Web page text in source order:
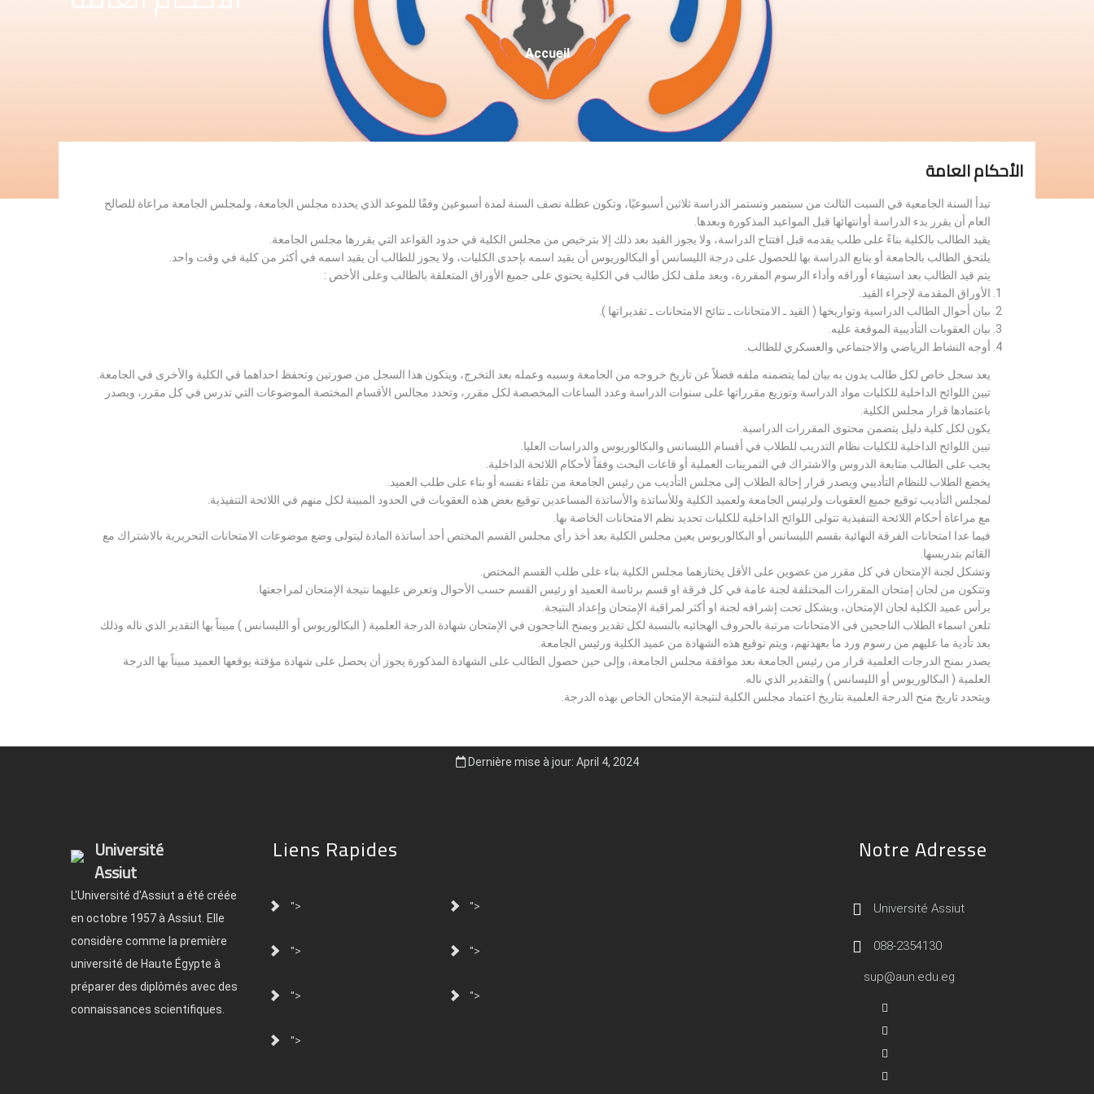
Fil
D'Ariane
Accueil
الأحكام العامة
تبدأ السنة الجامعية في السبت الثالث من سبتمبر وتستمر الدراسة ثلاثين أسبوعيًا، وتكون عطلة نصف السنة لمدة أسبوعين وفقًا للموعد الذي يحدده مجلس الجامعة، ولمجلس الجامعة مراعاة للصالح
العام أن يقرر بدء الدراسة أوانتهائها قبل المواعيد المذكورة وبعدها.
يقيد الطالب بالكلية بناءً على طلب يقدمه قبل افتتاح الدراسة، ولا يجوز القيد بعد ذلك إلا بترخيص من مجلس الكلية في حدود القواعد التي يقررها مجلس الجامعة.
يلتحق الطالب بالجامعة أو يتابع الدراسة بها للحصول على درجة الليسانس أو البكالوريوس أن يقيد اسمه بإحدى الكليات، ولا يجوز للطالب أن يقيد اسمه في أكثر من كلية في وقت واحد.
يتم قيد الطالب بعد استيفاء أوراقه وأداء الرسوم المقررة، ويعد ملف لكل طالب في الكلية يحتوي على جميع الأوراق المتعلقة بالطالب وعلى الأخص :
الأوراق المقدمة لإجراء القيد.
بيان أحوال الطالب الدراسية وتواريخها ( القيد ـ الامتحانات ـ نتائح الامتحانات ـ تقديراتها ).
بيان العقوبات التأديبية الموقعة عليه.
أوجه النشاط الرياضي والاجتماعي والعسكري للطالب.
يعد سجل خاص لكل طالب يدون به بيان لما يتضمنه ملفه فضلاً عن تاريخ خروجه من الجامعة وسببه وعمله بعد التخرج، ويتكون هذا السجل من صورتين وتحفظ احداهما في الكلية والأخرى في الجامعة.
تبين اللوائح الداخلية للكليات مواد الدراسة وتوزيع مقرراتها على سنوات الدراسة وعدد الساعات المخصصة لكل مقرر، وتحدد مجالس الأقسام المختصة الموضوعات التي تدرس في كل مقرر، ويصدر
باعتمادها قرار مجلس الكلية.
يكون لكل كلية دليل يتضمن محتوى المقررات الدراسية.
تبين اللوائح الداخلية للكليات نظام التدريب للطلاب في أقسام الليسانس والبكالوريوس والدراسات العليا.
يجب على الطالب متابعة الدروس والاشتراك في التمرينات العملية أو قاعات البحث وفقاً لأحكام اللائحة الداخلية.
يخضع الطلاب للنظام التأديبي ويصدر قرار إحالة الطلاب إلى مجلس التأديب من رئيس الجامعة من تلقاء نفسه أو بناء على طلب العميد.
لمجلس التأديب توقيع جميع العقوبات ولرئيس الجامعة ولعميد الكلية وللأساتذة والأساتذة المساعدين توقيع بعض هذه العقوبات في الحدود المبينة لكل منهم في اللائحة التنفيذية.
مع مراعاة أحكام اللائحة التنفيذية تتولى اللوائح الداخلية للكليات تحديد نظم الامتحانات الخاصة بها.
فيما عدا امتحانات الفرقة النهائية بقسم الليسانس أو البكالوريوس يعين مجلس الكلية بعد أخذ رأي مجلس القسم المختص أحد أساتذة المادة ليتولى وضع موضوعات الامتحانات التحريرية بالاشتراك مع
القائم بتدريسها.
وتشكل لجنة الإمتحان في كل مقرر من عضوين على الأقل يختارهما مجلس الكلية بناء على طلب القسم المختص.
وتتكون من لجان إمتحان المقررات المختلفة لجنة عامة في كل فرقة او قسم برئاسة العميد او رئيس القسم حسب الأحوال وتعرض عليهما نتيجة الإمتحان لمراجعتها.
يرأس عميد الكلية لجان الإمتحان، ويشكل تحت إشرافه لجنة او أكثر لمراقبة الإمتحان وإعداد النتيجة.
تلعن اسماء الطلاب الناجحين فى الامتحانات مرتبة بالحروف الهجائيه بالنسبة لكل تقدير ويمنح الناجحون في الإمتحان شهادة الدرجة العلمية ( البكالوريوس أو الليسانس ) مبيناً بها التقدير الذي ناله وذلك
بعد تأدية ما عليهم من رسوم ورد ما بعهدتهم، ويتم توقيع هذه الشهادة من عميد الكلية ورئيس الجامعة.
يصدر بمنح الدرجات العلمية قرار من رئيس الجامعة بعد موافقة مجلس الجامعة، وإلى حين حصول الطالب على الشهادة المذكورة يجوز أن يحصل على شهادة مؤقتة يوقعها العميد مبيناً بها الدرجة
العلمية ( البكالوريوس أو الليسانس ) والتقدير الذي ناله.
ويتحدد تاريخ منح الدرجة العلمية بتاريخ اعتماد مجلس الكلية لنتيجة الإمتحان الخاص بهذه الدرجة.
Dernière mise à jour: April 4, 2024
Université
Assiut
L'Université d'Assiut a été créée
en octobre 1957 à Assiut. Elle
considère comme la première
université de Haute Égypte à
préparer des diplômés avec des
connaissances scientifiques.
Liens Rapides
"> ">
"> ">
"> ">
">
Notre Adresse
Université Assiut
088-2354130
sup@aun.edu.eg